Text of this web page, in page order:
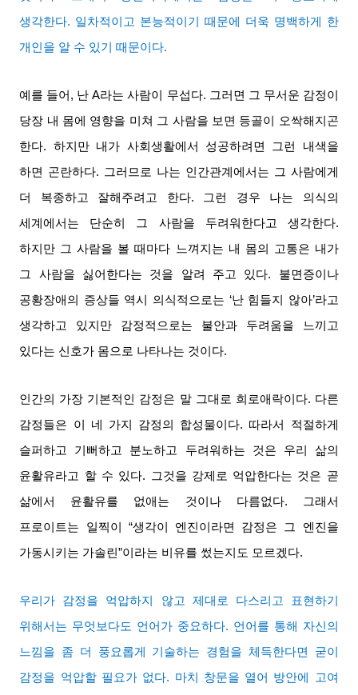
생각한다. 일차적이고 본능적이기 때문에 더욱 명백하게 한
개인을 알 수 있기 때문이다.
예를 들어 , 난 A라는 사람이 무섭다. 그러면 그 무서운 감정이
당장 내 몸에 영향을 미쳐 그 사람을 보면 등골이 오싹해지곤
한다. 하지만 내가 사회생활에서 성공하려면 그런 내색을
하면 곤란하다. 그러므로 나는 인간관계에서는 그 사람에게
더 복종하고 잘해주려고 한다.
그런 경우 나는 의식의
세계에서는 단순히 그 사람을 두려워한다고 생각한다.
하지만 그 사람을 볼 때마다 느껴지는 내 몸의 고통은 내가
그 사람을 싫어한다는 것을 알려 주고 있다. 불면증이나
공황장애의 증상들 역시 의식적으로는 ‘난 힘들지 않아’라고
생각하고 있지만 감정적으로는 불안과 두려움을 느끼고
있다는 신호가 몸으로 나타나는 것이다.
인간의 가장 기본적인 감정은 말 그대로 희로애락이다. 다른
감정들은 이 네 가지 감정의 합성물이다. 따라서 적절하게
슬퍼하고 기뻐하고 분노하고 두려워하는 것은 우리 삶의
윤활유라고 할 수 있다.
그것을 강제로 억압한다는 것은 곧
삶에서 윤활유를 없애는 것이나 다름없다.
그래서
프로이트는 일찍이
“생각이 엔진이라면 감정은 그 엔진을
가동시키는 가솔린”이라는 비유를 썼는지도 모르겠다.
우리가 감정을 억압하지 않고 제대로 다스리고 표현하기
위해서는 무엇보다도 언어가 중요하다. 언어를 통해 자신의
느낌을 좀 더 풍요롭게 기술하는 경험을 체득한다면 굳이
감정을 억압할 필요가 없다. 마치 창문을 열어 방안에 고여